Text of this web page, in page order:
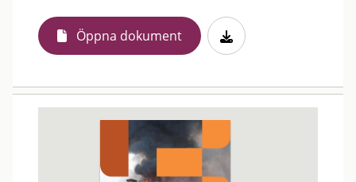
Öppna dokument